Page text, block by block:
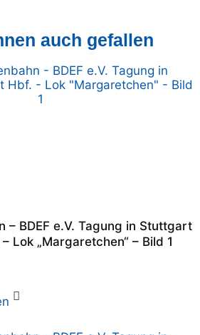
auch gefallen
– BDEF e.V. Tagung in Stuttgart
Lok „Margaretchen“ – Bild 1